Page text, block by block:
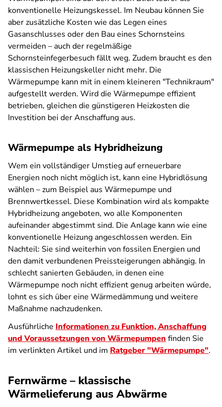
konventionelle Heizungskessel. Im Neubau können Sie
aber zusätzliche Kosten wie das Legen eines
Gasanschlusses oder den Bau eines Schornsteins
vermeiden – auch der regelmäßige
Schornsteinfegerbesuch fällt weg. Zudem braucht es den
klassischen Heizungskeller nicht mehr. Die
Wärmepumpe kann mit in einem kleineren "Technikraum"
aufgestellt werden. Wird die Wärmepumpe effizient
betrieben, gleichen die günstigeren Heizkosten die
Investition bei der Anschaffung aus.
Wärmepumpe als Hybridheizung
Wem ein vollständiger Umstieg auf erneuerbare
Energien noch nicht möglich ist, kann eine Hybridlösung
wählen – zum Beispiel aus Wärmepumpe und
Brennwertkessel. Diese Kombination wird als kompakte
Hybridheizung angeboten, wo alle Komponenten
aufeinander abgestimmt sind. Die Anlage kann wie eine
konventionelle Heizung angeschlossen werden. Ein
Nachteil: Sie sind weiterhin von fossilen Energien und
den damit verbundenen Preissteigerungen abhängig. In
schlecht sanierten Gebäuden, in denen eine
Wärmepumpe noch nicht effizient genug arbeiten würde,
lohnt es sich über eine Wärmedämmung und weitere
Maßnahme nachzudenken.
Ausführliche Informationen zu Funktion, Anschaffung
und Voraussetzungen von Wärmepumpen finden Sie
im verlinkten Artikel und im Ratgeber "Wärmepumpe".
Fernwärme – klassische
Wärmelieferung aus Abwärme